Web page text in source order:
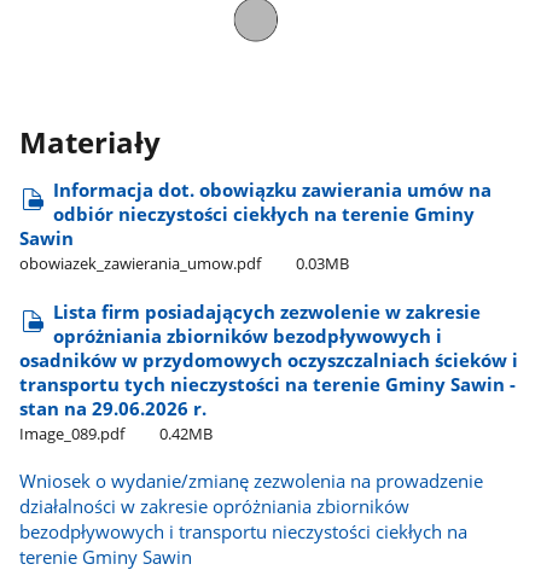
Materiały
Informacja dot. obowiązku zawierania umów na
odbiór nieczystości ciekłych na terenie Gminy
Sawin
obowiazek​_zawierania​_umow.pdf 0.03MB
Lista firm posiadających zezwolenie w zakresie
opróżniania zbiorników bezodpływowych i
osadników w przydomowych oczyszczalniach ścieków i
transportu tych nieczystości na terenie Gminy Sawin -
stan na 29.06.2026 r.
Image​_089.pdf 0.42MB
Wniosek o wydanie/zmianę zezwolenia na prowadzenie
działalności w zakresie opróżniania zbiorników
bezodpływowych i transportu nieczystości ciekłych na
terenie Gminy Sawin